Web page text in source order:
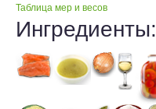
Таблица мер и весов
Ингредиенты: